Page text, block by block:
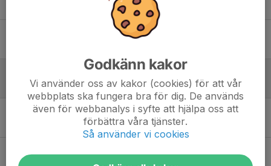
Missa inte!! Sommarläger i Norrängsgården
28 apr, 07:56
Klubbmästerskapen 2026
13 apr, 17:19
Godkänn kakor
Vi använder oss av kakor (cookies) för att vår
webbplats ska fungera bra för dig. De används
även för webbanalys i syfte att hjälpa oss att
förbättra våra tjänster.
Så använder vi cookies